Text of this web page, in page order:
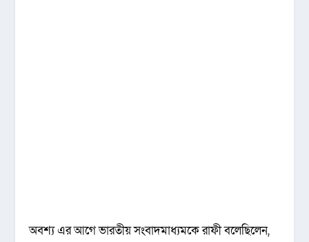
অবশ্য এর আগে ভারতীয় সংবাদমাধ্যমকে রাফী বলেছিলেন,